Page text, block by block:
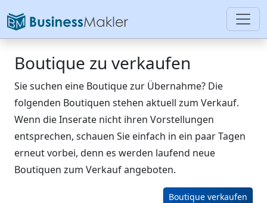
Boutique zu verkaufen
Sie suchen eine Boutique zur Übernahme? Die
folgenden Boutiquen stehen aktuell zum Verkauf.
Wenn die Inserate nicht ihren Vorstellungen
entsprechen, schauen Sie einfach in ein paar Tagen
erneut vorbei, denn es werden laufend neue
Boutiquen zum Verkauf angeboten.
Boutique verkaufen